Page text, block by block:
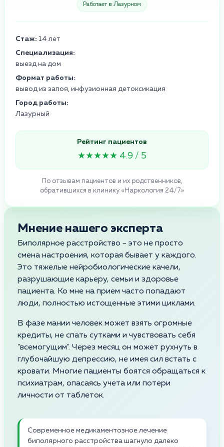
Работает в Лазурном
Стаж: 14 лет
Специализация:
выезд на дом
Формат работы:
вывод из запоя, инфузионная детоксикация
Город работы:
Лазурный
Рейтинг пациентов
★★★★★ 4.9 / 5
По отзывам пациентов и их родственников,
обратившихся в клинику «Наркология 24/7»
Мнение нашего эксперта
Биполярное расстройство - это не просто
смена настроения, которая бывает у каждого.
Это тяжелые нейробиологические качели,
разрушающие карьеру, семьи и здоровье
пациента. Ко мне на прием часто попадают
люди, полностью истощенные этими циклами.
В фазе мании человек может взять огромные
кредиты, не спать сутками и чувствовать себя
"всемогущим". Через месяц он может рухнуть в
глубочайшую депрессию, не имея сил встать с
кровати. Многие пациенты боятся обращаться к
психиатрам, опасаясь учета или потери
личности от таблеток.
Современное медикаментозное лечение
биполярного расстройства шагнуло далеко